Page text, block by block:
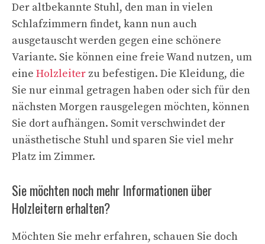
Der altbekannte Stuhl, den man in vielen
Schlafzimmern findet, kann nun auch
ausgetauscht werden gegen eine schönere
Variante. Sie können eine freie Wand nutzen, um
eine Holzleiter zu befestigen. Die Kleidung, die
Sie nur einmal getragen haben oder sich für den
nächsten Morgen rausgelegen möchten, können
Sie dort aufhängen. Somit verschwindet der
unästhetische Stuhl und sparen Sie viel mehr
Platz im Zimmer.
Sie möchten noch mehr Informationen über
Holzleitern erhalten?
Möchten Sie mehr erfahren, schauen Sie doch